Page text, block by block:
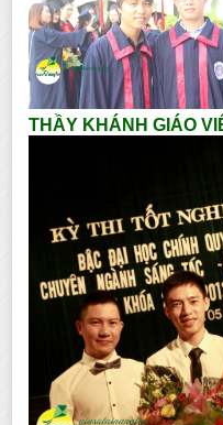
THẦY KHÁNH GIÁO